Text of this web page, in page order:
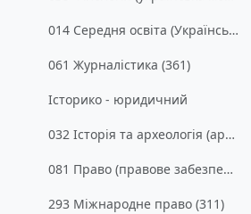
014 Середня освіта (Українська мова та література) (англійська мова медіалінгвістика документознавство) (312)
061 Журналістика (361)
Історико - юридичний
032 Історія та археологія (архівна справа та документознавство) (341)
081 Право (правове забезпечення господарської діяльності) (321)
293 Міжнародне право (311)